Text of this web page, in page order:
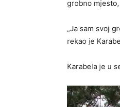
grobno
„Ja sam svoj
rekao je
Karabela je u